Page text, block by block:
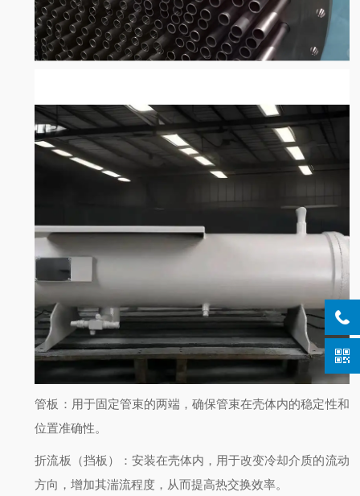
管板 ：用于固定管束的两端，确保管束在壳体内的稳定性和
位置准确性。
折流板（挡板）
：安装在壳体内，用于改变冷却介质的流动
方向，增加其湍流程度，从而提高热交换效率。